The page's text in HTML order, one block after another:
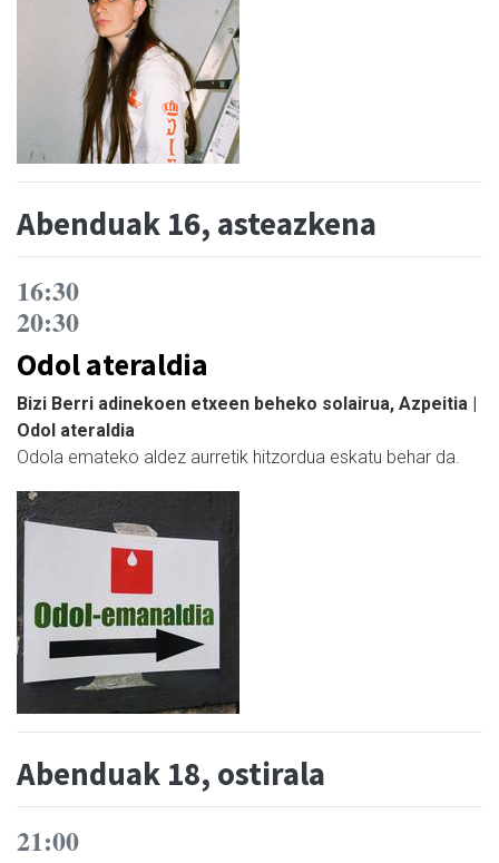
Abenduak 16, asteazkena
16:30
20:30
Odol ateraldia
Bizi Berri adinekoen etxeen beheko solairua, Azpeitia |
Odol ateraldia
Odola emateko aldez aurretik hitzordua eskatu behar da.
Abenduak 18, ostirala
21:00